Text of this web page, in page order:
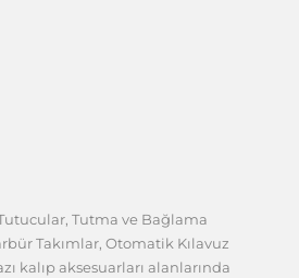
Tutma ve Bağlama
Takımlar, Otomatik Kılavuz
kalıp aksesuarları alanlarında